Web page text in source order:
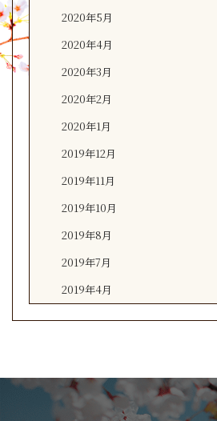
2020年5月
2020年4月
2020年3月
2020年2月
2020年1月
2019年12月
2019年11月
2019年10月
2019年8月
2019年7月
2019年4月